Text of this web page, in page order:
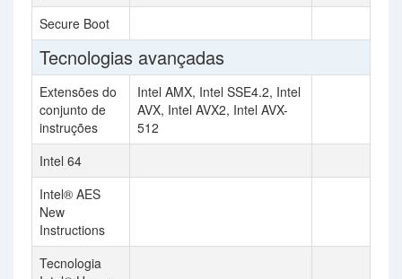
Secure Boot
Tecnologias avançadas
Extensões do
conjunto de
instruções
Intel AMX, Intel SSE4.2, Intel
AVX, Intel AVX2, Intel AVX-
512
Intel 64
Intel® AES
New
Instructions
Tecnologia